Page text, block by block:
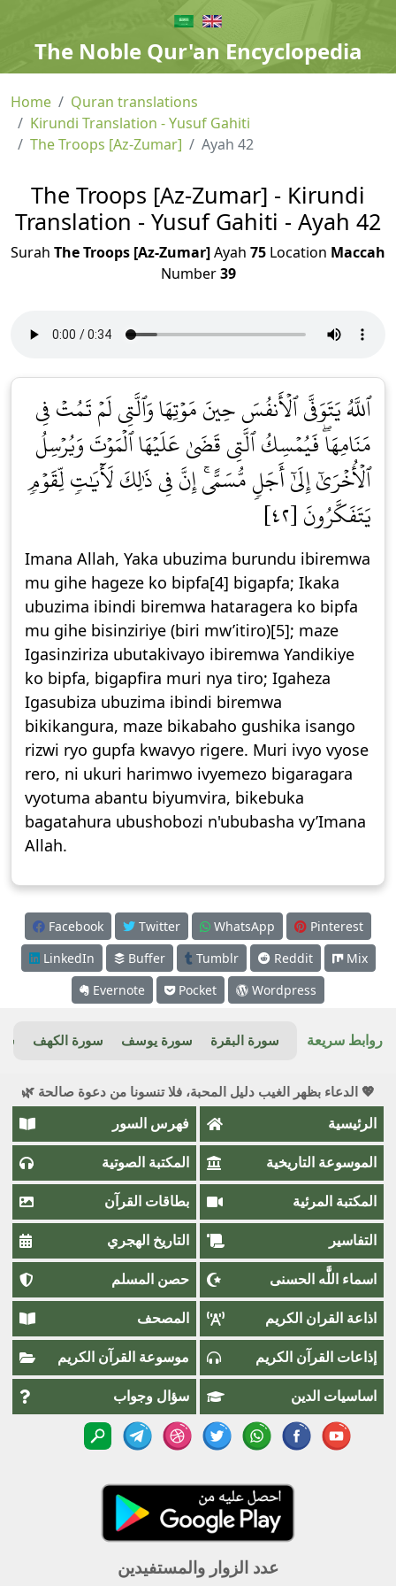
The Noble Qur'an Encyclopedia
Home
Quran translations
Kirundi Translation - Yusuf Gahiti
The Troops [Az-Zumar]
Ayah 42
The Troops [Az-Zumar] - Kirundi
Translation - Yusuf Gahiti - Ayah 42
Surah The Troops [Az-Zumar]Ayah 75 Location Maccah
Number39
ٱللَّهُ يَتَوَفَّى ٱلۡأَنفُسَ حِينَ مَوۡتِهَا وَٱلَّتِي لَمۡ تَمُتۡ فِي
مَنَامِهَاۖ فَيُمۡسِكُ ٱلَّتِي قَضَىٰ عَلَيۡهَا ٱلۡمَوۡتَ وَيُرۡسِلُ
ٱلۡأُخۡرَىٰٓ إِلَىٰٓ أَجَلٖ مُّسَمًّىۚ إِنَّ فِي ذَٰلِكَ لَأٓيَٰتٖ لِّقَوۡمٖ
يَتَفَكَّرُونَ [٤٢]
Imana Allah, Yaka ubuzima burundu ibiremwa
mu gihe hageze ko bipfa[4] bigapfa; Ikaka
ubuzima ibindi biremwa hataragera ko bipfa
mu gihe bisinziriye (biri mw’itiro)[5]; maze
Igasinziriza ubutakivayo ibiremwa Yandikiye
ko bipfa, bigapfira muri nya tiro; Igaheza
Igasubiza ubuzima ibindi biremwa
bikikangura, maze bikabaho gushika isango
rizwi ryo gupfa kwavyo rigere. Muri ivyo vyose
rero, ni ukuri harimwo ivyemezo bigaragara
vyotuma abantu biyumvira, bikebuka
bagatahura ubushobozi n'ububasha vy’Imana
Allah.
Facebook Twitter WhatsApp
Pinterest
LinkedIn
Buffer Tumblr Reddit
Mix
Evernote
Pocket Wordpress
روابط سريعة سورة البقرة سورة يوسف سورة الكهف
💖 الدعاء بظهر الغيب دليل المحبة، فلا تنسونا من دعوة صالحة 🌿
الرئيسية فهرس السور
الموسوعة التاريخية المكتبة الصوتية
المكتبة المرئية بطاقات القرآن
التفاسير التاريخ الهجري
اسماء اللَّٰه الحسنى حصن المسلم
اذاعة القران الكريم المصحف
إذاعات القرآن الكريم موسوعة القرآن الكريم
اساسيات الدين سؤال وجواب
عدد الزوار والمستفيدين